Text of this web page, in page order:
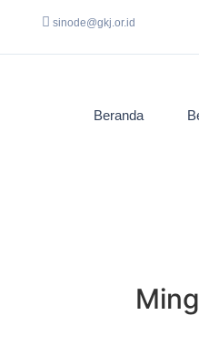
sinode@gkj.or.id
Beranda